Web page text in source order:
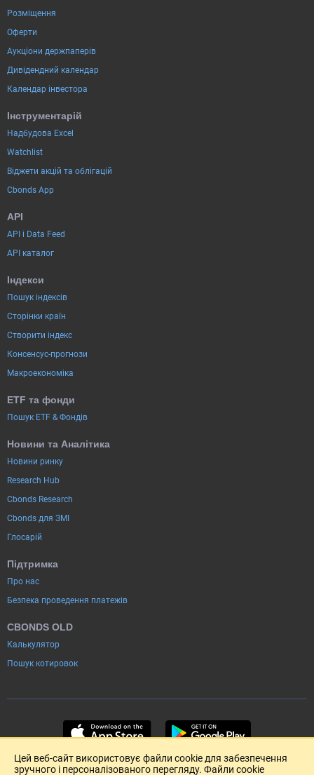
Розміщення
Оферти
Аукціони держпаперів
Дивідендний календар
Календар інвестора
Інструментарій
Надбудова Excel
Watchlist
Віджети акцій та облігацій
Cbonds App
API
API і Data Feed
API каталог
Індекси
Пошук індексів
Сторінки країн
Створити індекс
Консенсус-прогнози
Макроекономіка
ETF та фонди
Пошук ETF & Фондів
Новини та Аналітика
Новини ринку
Research Hub
Cbonds Research
Cbonds для ЗМІ
Глосарій
Підтримка
Про нас
Безпека проведення платежів
CBONDS OLD
Калькулятор
Пошук котировок
Цей веб-сайт використовує файли cookie для забезпечення
зручного і персоналізованого перегляду. Файли cookie